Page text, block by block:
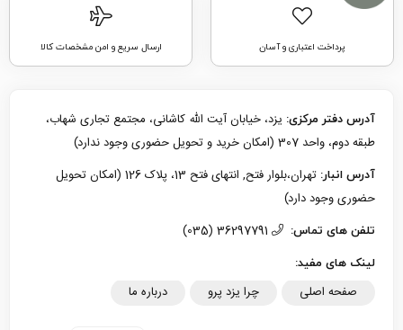
پرداخت اعتباری و آسان ارسال سریع و امن مشخصات کالا
آدرس دفتر مرکزی: یزد، خیابان آیت الله کاشانی، مجتمع تجاری شهاب،
طبقه دوم، واحد 307 (امکان خرید و تحویل حضوری وجود ندارد)
آدرس انبار:
تهران،بلوار فتح, انتهای فتح 13، پلاک 126 (امکان تحویل
حضوری وجود دارد)
تلفن های تماس:
لینک های مفید:
صفحه اصلی چرا یزد پرو درباره ما